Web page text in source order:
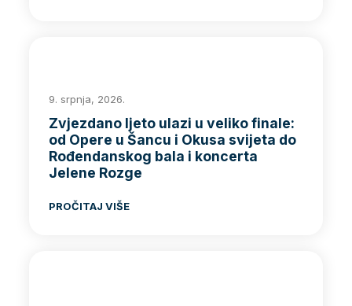
9. srpnja, 2026.
Zvjezdano ljeto ulazi u veliko finale:
od Opere u Šancu i Okusa svijeta do
Rođendanskog bala i koncerta
Jelene Rozge
PROČITAJ VIŠE